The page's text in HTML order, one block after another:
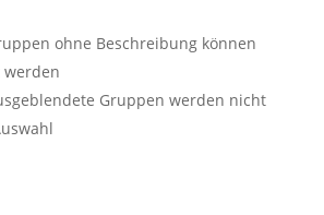
ohne Beschreibung können
Gruppen werden nicht